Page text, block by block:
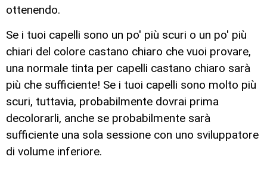
ottenendo.
Se i tuoi capelli sono un po' più scuri o un po' più
chiari del colore castano chiaro che vuoi provare,
una normale tinta per capelli castano chiaro sarà
più che sufficiente! Se i tuoi capelli sono molto più
scuri, tuttavia, probabilmente dovrai prima
decolorarli, anche se probabilmente sarà
sufficiente una sola sessione con uno sviluppatore
di volume inferiore.